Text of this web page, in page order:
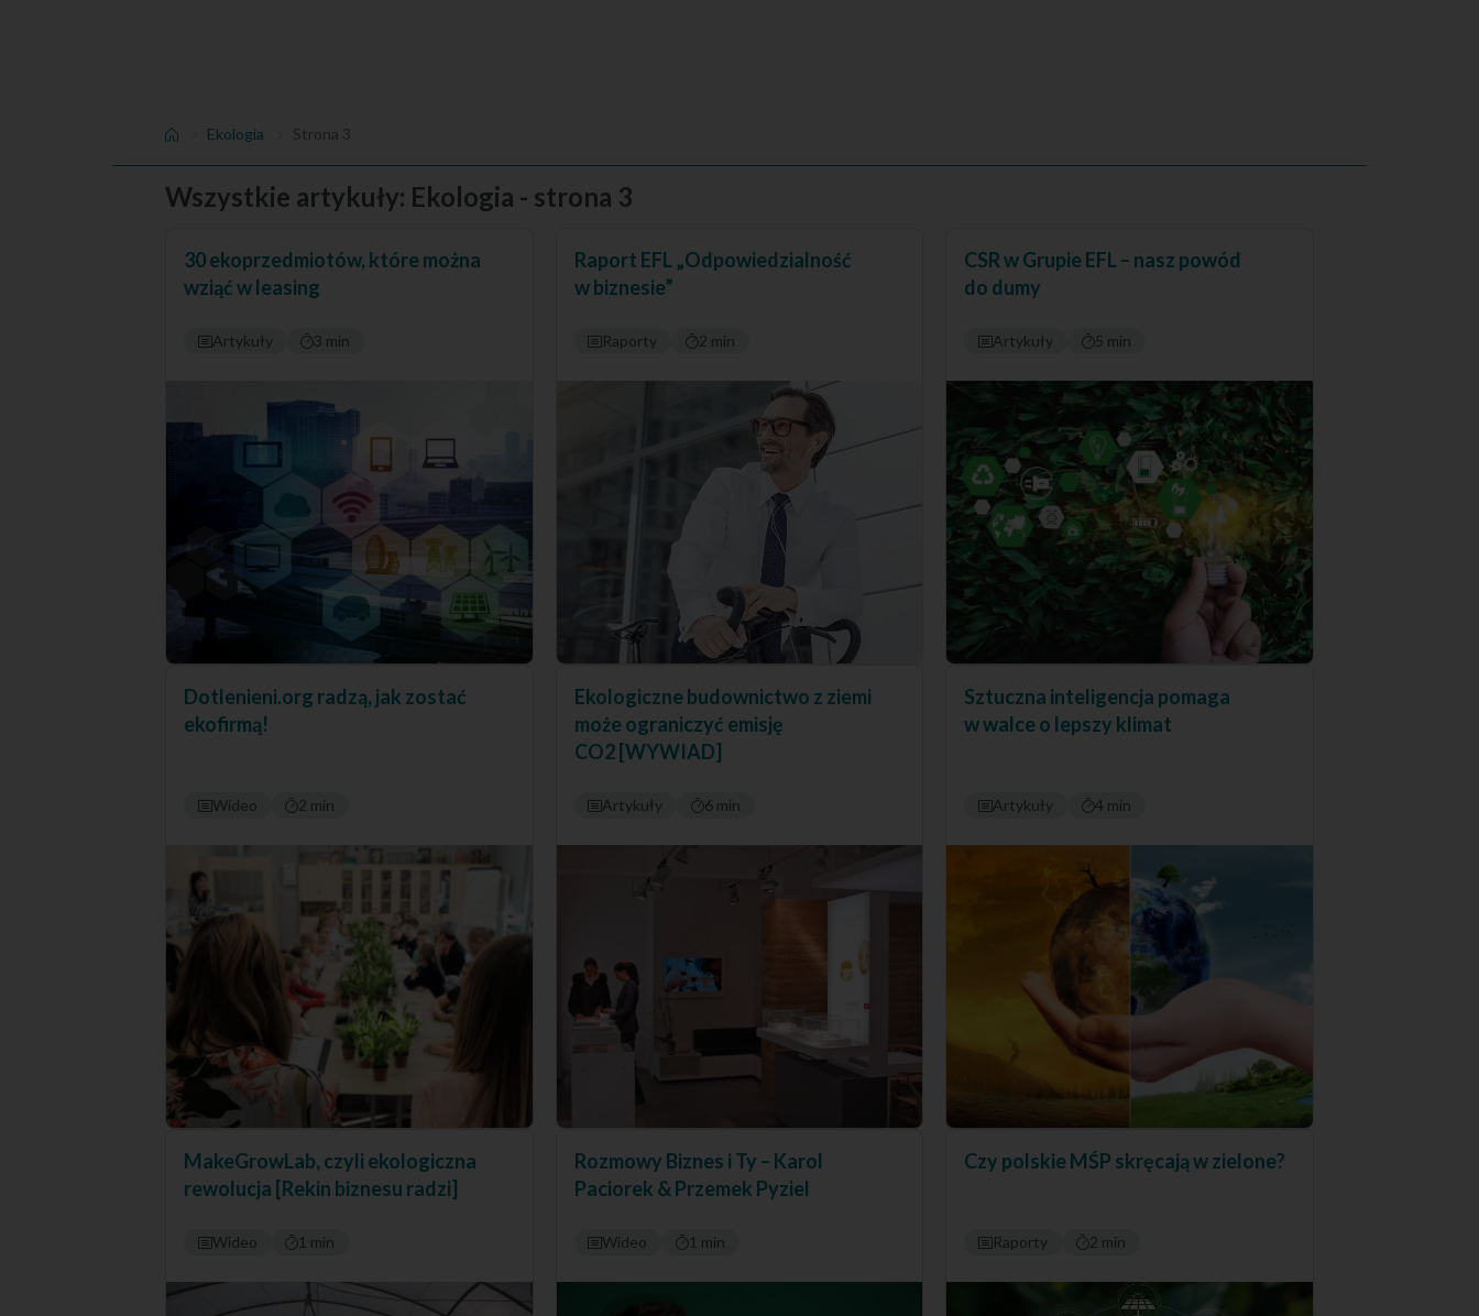
Ekologia Strona 3
Wszystkie artykuły: Ekologia - strona 3
30 ekoprzedmiotów, które można
wziąć w leasing
Artykuły 3 min
Raport EFL „Odpowiedzialność
w biznesie”
Raporty 2 min
CSR w Grupie EFL – nasz powód
do dumy
Artykuły 5 min
Dotlenieni.org radzą, jak zostać
ekofirmą!
Wideo 2 min
Ekologiczne budownictwo z ziemi
może ograniczyć emisję
CO2 [WYWIAD]
Artykuły 6 min
Sztuczna inteligencja pomaga
w walce o lepszy klimat
Artykuły 4 min
MakeGrowLab, czyli ekologiczna
rewolucja [Rekin biznesu radzi]
Wideo 1 min
Rozmowy Biznes i Ty – Karol
Paciorek & Przemek Pyziel
Wideo 1 min
Czy polskie MŚP skręcają w zielone?
Raporty 2 min